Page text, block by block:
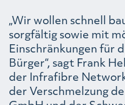
„Wir wollen schnell
sorgfältig sowie mit
Einschränkungen für
Bürger“, sagt Frank
der Infrafibre
der Verschmelzung